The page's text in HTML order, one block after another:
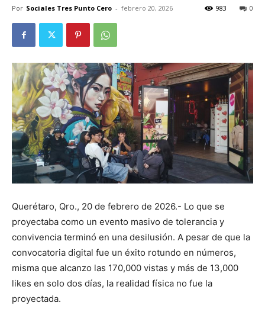
Por Sociales Tres Punto Cero - febrero 20, 2026 0
983
Querétaro, Qro., 20 de febrero de 2026.- Lo que se
proyectaba como un evento masivo de tolerancia y
convivencia terminó en una desilusión. A pesar de que la
convocatoria digital fue un éxito rotundo en números,
misma que alcanzo las 170,000 vistas y más de 13,000
likes en solo dos días, la realidad física no fue la
proyectada.